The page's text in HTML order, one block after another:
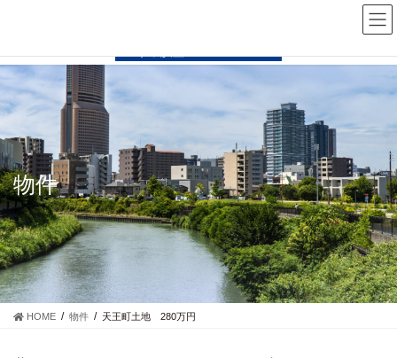
ン
に
移
動
ー
ョ
ン
に
移
動物件
HOME 物件 天王町土地 280万円